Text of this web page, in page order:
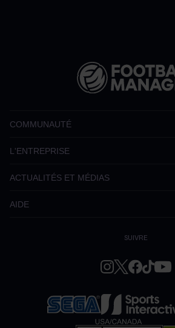
COMMUNAUTÉ
L'ENTREPRISE
ACTUALITÉS ET MÉDIAS
AIDE
SUIVRE